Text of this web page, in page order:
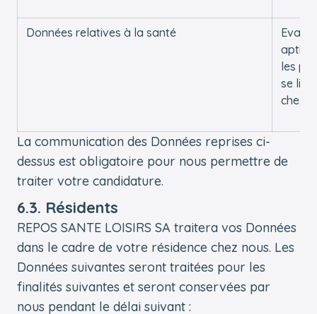
Données relatives à la santé
les
se
chez
La communication des Données reprises ci-
dessus est obligatoire pour nous permettre de
traiter votre candidature.
6.3. Résidents
REPOS SANTE LOISIRS SA traitera vos Données
dans le cadre de votre résidence chez nous. Les
Données suivantes seront traitées pour les
finalités suivantes et seront conservées par
nous pendant le délai suivant :